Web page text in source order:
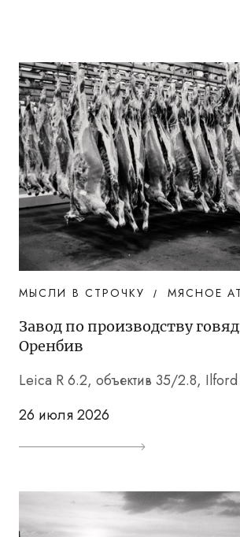
МЫСЛИ В СТРОЧКУ МЯСНОЕ
Завод по производству
Оренбив
Leica R 6.2, объектив 35/2.8,
26 июля 2026